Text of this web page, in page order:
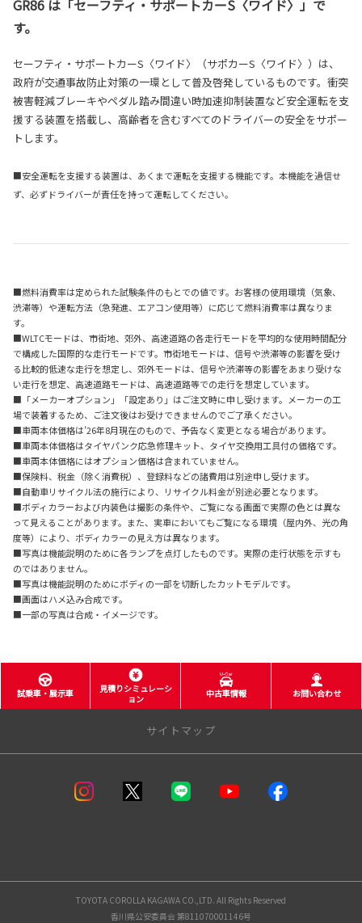
GR86 は「セーフティ・サポートカーS〈ワイド〉」で
す。
セーフティ・サポートカーS〈ワイド〉（サポカーS〈ワイド〉）は、
政府が交通事故防止対策の一環として普及啓発しているものです。衝突
被害軽減ブレーキやペダル踏み間違い時加速抑制装置など安全運転を支
援する装置を搭載し、高齢者を含むすべてのドライバーの安全をサポー
トします。
■安全運転を支援する装置は、あくまで運転を支援する機能です。本機能を過信せ
ず、必ずドライバーが責任を持って運転してください。
■燃料消費率は定められた試験条件のもとでの値です。お客様の使用環境（気象、
渋滞等）や運転方法（急発進、エアコン使用等）に応じて燃料消費率は異なりま
す。
■WLTCモードは、市街地、郊外、高速道路の各走行モードを平均的な使用時間配分
で構成した国際的な走行モードです。市街地モードは、信号や渋滞等の影響を受け
る比較的低速な走行を想定し、郊外モードは、信号や渋滞等の影響をあまり受けな
い走行を想定、高速道路モードは、高速道路等での走行を想定しています。
■「メーカーオプション」「設定あり」はご注文時に申し受けます。メーカーの工
場で装着するため、ご注文後はお受けできませんのでご了承ください。
■車両本体価格は’26年8月現在のもので、予告なく変更となる場合があります。
■車両本体価格はタイヤパンク応急修理キット、タイヤ交換用工具付の価格です。
■車両本体価格にはオプション価格は含まれていません。
■保険料、税金（除く消費税）、登録料などの諸費用は別途申し受けます。
■自動車リサイクル法の施行により、リサイクル料金が別途必要となります。
■ボディカラーおよび内装色は撮影の条件や、ご覧になる画面で実際の色とは異な
って見えることがあります。また、実車においてもご覧になる環境（屋内外、光の角
度等）により、ボディカラーの見え方は異なります。
■写真は機能説明のために各ランプを点灯したものです。実際の走行状態を示すも
のではありません。
■写真は機能説明のためにボディの一部を切断したカットモデルです。
■画面はハメ込み合成です。
■一部の写真は合成・イメージです。
試乗車・展示車
見積りシミュレーシ
ョン
中古車情報 お問い合わせ
サイトマップ
TOYOTA COROLLA KAGAWA CO.,LTD. All Rights Reserved
香川県公安委員会 第811070001146号